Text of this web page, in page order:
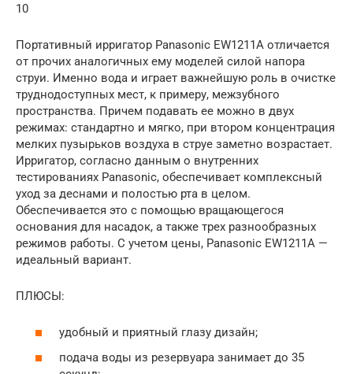
10
Портативный ирригатор Panasonic EW1211A отличается
от прочих аналогичных ему моделей силой напора
струи. Именно вода и играет важнейшую роль в очистке
труднодоступных мест, к примеру, межзубного
пространства. Причем подавать ее можно в двух
режимах: стандартно и мягко, при втором концентрация
мелких пузырьков воздуха в струе заметно возрастает.
Ирригатор, согласно данным о внутренних
тестированиях Panasonic, обеспечивает комплексный
уход за деснами и полостью рта в целом.
Обеспечивается это с помощью вращающегося
основания для насадок, а также трех разнообразных
режимов работы. С учетом цены, Panasonic EW1211A —
идеальный вариант.
ПЛЮСЫ:
удобный и приятный глазу дизайн;
подача воды из резервуара занимает до 35